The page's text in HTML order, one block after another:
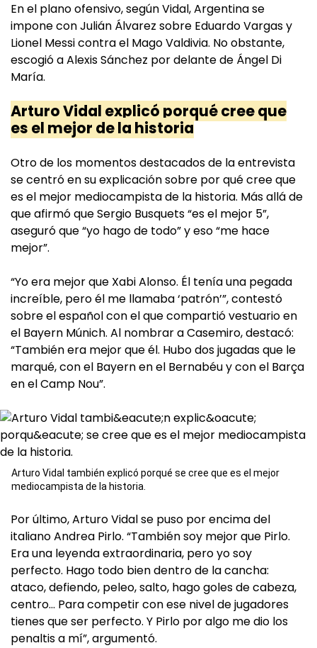
En el plano ofensivo, según Vidal, Argentina se
impone con Julián Álvarez sobre Eduardo Vargas y
Lionel Messi contra el Mago Valdivia. No obstante,
escogió a Alexis Sánchez por delante de Ángel Di
María.
Arturo Vidal explicó porqué cree que
es el mejor de la historia
Otro de los momentos destacados de la entrevista
se centró en su explicación sobre por qué cree que
es el mejor mediocampista de la historia. Más allá de
que afirmó que Sergio Busquets “es el mejor 5”,
aseguró que “yo hago de todo” y eso “me hace
mejor”.
“Yo era mejor que Xabi Alonso. Él tenía una pegada
increíble, pero él me llamaba ‘patrón’”, contestó
sobre el español con el que compartió vestuario en
el Bayern Múnich. Al nombrar a Casemiro, destacó:
“También era mejor que él. Hubo dos jugadas que le
marqué, con el Bayern en el Bernabéu y con el Barça
en el Camp Nou”.
Arturo Vidal también explicó porqué se cree que es el mejor
mediocampista de la historia.
Por último, Arturo Vidal se puso por encima del
italiano Andrea Pirlo. “También soy mejor que Pirlo.
Era una leyenda extraordinaria, pero yo soy
perfecto. Hago todo bien dentro de la cancha:
ataco, defiendo, peleo, salto, hago goles de cabeza,
centro… Para competir con ese nivel de jugadores
tienes que ser perfecto. Y Pirlo por algo me dio los
penaltis a mí”, argumentó.